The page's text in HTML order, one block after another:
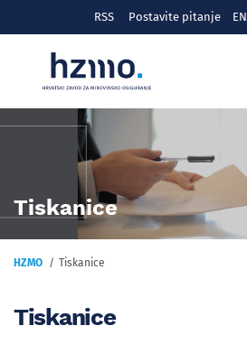
RSS Postavite pitanje EN
Tiskanice
HZMO Tiskanice
Tiskanice